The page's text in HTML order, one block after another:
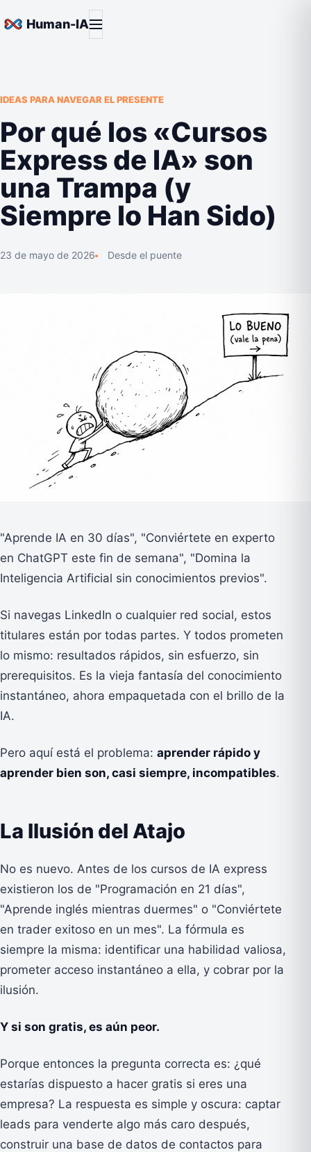
Saltar al contenido
Human-IAAbrir menú
IDEAS PARA NAVEGAR EL PRESENTE
Por qué los «Cursos
Express de IA» son
una Trampa (y
Siempre lo Han Sido)
23 de mayo de 2026 Desde el puente
"Aprende IA en 30 días", "Conviértete en experto
en ChatGPT este fin de semana", "Domina la
Inteligencia Artificial sin conocimientos previos".
Si navegas LinkedIn o cualquier red social, estos
titulares están por todas partes. Y todos prometen
lo mismo: resultados rápidos, sin esfuerzo, sin
prerequisitos. Es la vieja fantasía del conocimiento
instantáneo, ahora empaquetada con el brillo de la
IA.
Pero aquí está el problema: aprender rápido y
aprender bien son, casi siempre, incompatibles.
La Ilusión del Atajo
No es nuevo. Antes de los cursos de IA express
existieron los de "Programación en 21 días",
"Aprende inglés mientras duermes" o "Conviértete
en trader exitoso en un mes". La fórmula es
siempre la misma: identificar una habilidad valiosa,
prometer acceso instantáneo a ella, y cobrar por la
ilusión.
Y si son gratis, es aún peor.
Porque entonces la pregunta correcta es: ¿qué
estarías dispuesto a hacer gratis si eres una
empresa? La respuesta es simple y oscura: captar
leads para venderte algo más caro después,
construir una base de datos de contactos para